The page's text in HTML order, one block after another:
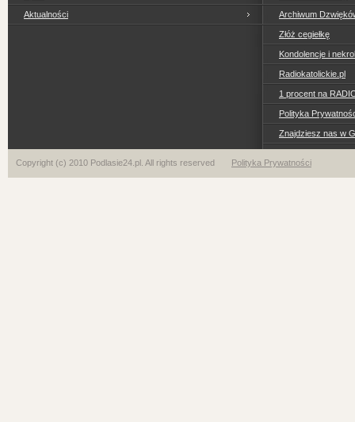
Aktualności Archiwum
Złóż cegiełkę
Kondolencje i
Radiokatolickie.pl
1 procent na
Polityka
Znajdziesz nas w
Copyright (c) 2010 Podlasie24.pl. All rights reserved Polityka Prywatności